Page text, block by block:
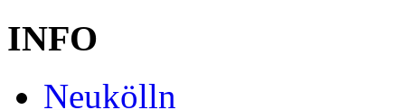
INFO
Neukölln